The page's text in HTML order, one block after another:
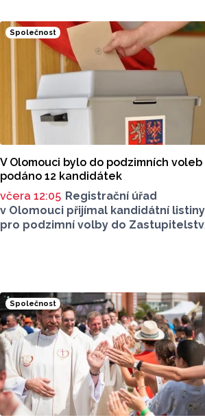
Společnost
V Olomouci bylo do podzimních voleb
podáno 12 kandidátek
včera 12:05 Registrační úřad
v Olomouci přijímal kandidátní listiny
pro podzimní volby do
Společnost